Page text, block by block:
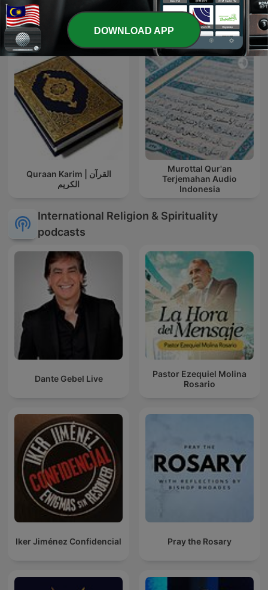
Mishary Rashid Alafasy –
English Translation –
[Saheeh] – Ibrahim Walk
K.H. ZAINUDDIN MZ
Quraan Karim | القرآن
الكريم
Murottal Qur'an
Terjemahan Audio
Indonesia
International Religion & Spirituality
podcasts
Dante Gebel Live
Pastor Ezequiel Molina
Rosario
Iker Jiménez Confidencial Pray the Rosary
DOWNLOAD APP